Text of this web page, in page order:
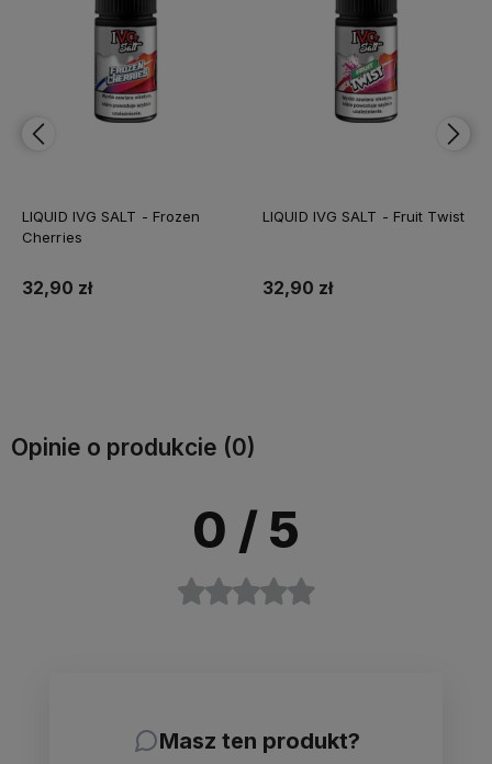
LIQUID IVG SALT - Frozen
Cherries
32,90 zł
LIQUID IVG SALT - Fruit Twist
32,90 zł
Opinie o produkcie (0)
0 / 5
Masz ten produkt?